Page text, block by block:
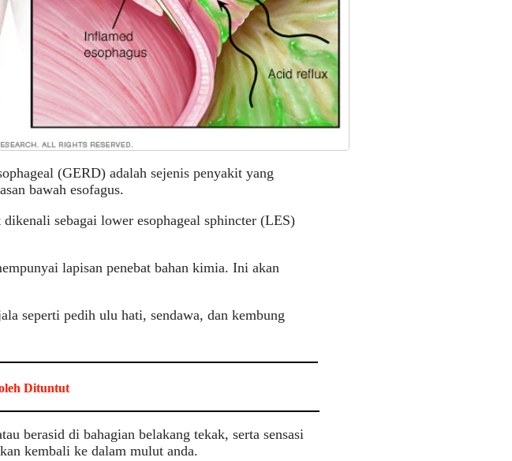
(GERD) adalah sejenis penyakit yang
bawah esofagus.
sebagai lower esophageal sphincter (LES)
lapisan penebat bahan kimia. Ini akan
seperti pedih ulu hati, sendawa, dan kembung
Dituntut
berasid di bahagian belakang tekak, serta sensasi
kembali ke dalam mulut anda.